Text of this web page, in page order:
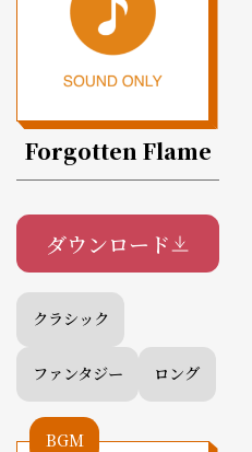
Forgotten Flame
ダウンロード
クラシック
ファンタジー ロング
BGM